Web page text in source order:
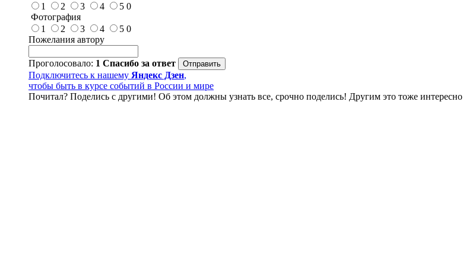
1
2 3 4 5 0
Фотография
1
2 3 4 5 0
Пожелания автору
Проголосовало: 1 Спасибо за ответ
Подключитесь к нашему Яндекс Дзен,
чтобы быть в курсе событий в России и мире
Почитал? Поделись с другими! Об этом должны узнать все, срочно поделись! Другим это тоже интересно